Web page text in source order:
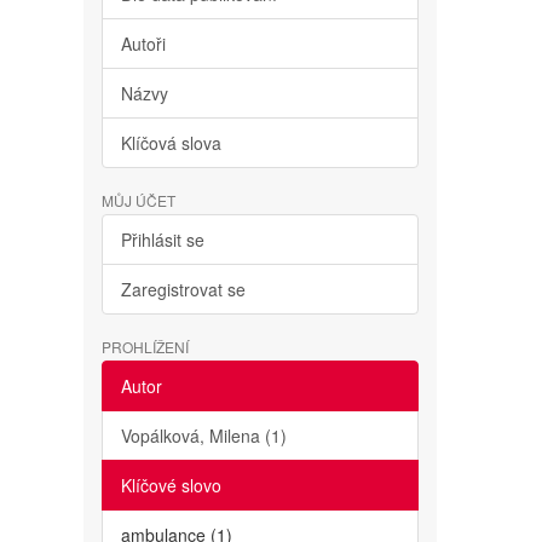
Autoři
Názvy
Klíčová slova
MŮJ ÚČET
Přihlásit se
Zaregistrovat se
PROHLÍŽENÍ
Autor
Vopálková, Milena (1)
Klíčové slovo
ambulance (1)